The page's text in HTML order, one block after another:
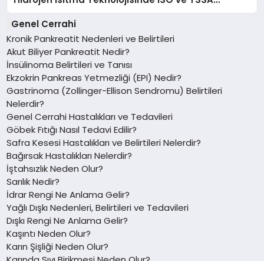
Düzenleyici Onaylarını Aldı
Genel Cerrahi
Kronik Pankreatit Nedenleri ve Belirtileri
Akut Biliyer Pankreatit Nedir?
İnsülinoma Belirtileri ve Tanısı
Ekzokrin Pankreas Yetmezliği (EPI) Nedir?
Gastrinoma (Zollinger-Ellison Sendromu) Belirtileri
Nelerdir?
Genel Cerrahi Hastalıkları ve Tedavileri
Göbek Fıtığı Nasıl Tedavi Edilir?
Safra Kesesi Hastalıkları ve Belirtileri Nelerdir?
Bağırsak Hastalıkları Nelerdir?
İştahsızlık Neden Olur?
Sarılık Nedir?
İdrar Rengi Ne Anlama Gelir?
Yağlı Dışkı Nedenleri, Belirtileri ve Tedavileri
Dışkı Rengi Ne Anlama Gelir?
Kaşıntı Neden Olur?
Karın Şişliği Neden Olur?